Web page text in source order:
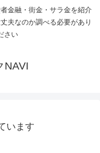
金融・街金・サラ金を紹介
夫なのか調べる必要があり
さい
NAVI
います